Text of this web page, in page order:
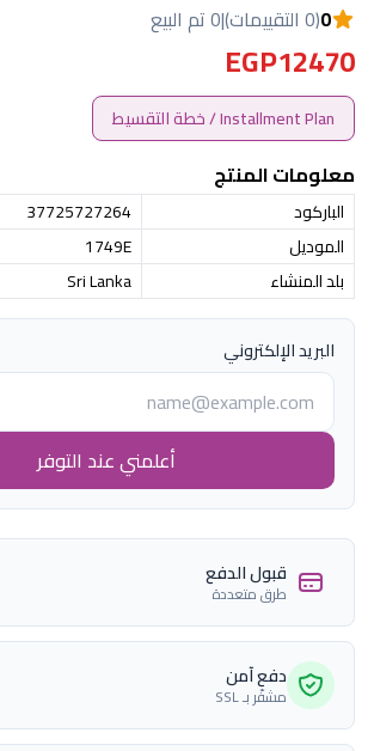
0(0 التقييمات) |0 تم البيع
EGP12470
Installment Plan / خطة التقسيط
معلومات المنتج
الباركود
37725727264
الموديل
1749E
بلد المنشاء
Sri Lanka
البريد الإلكتروني
أعلمني عند التوفر
قبول الدفع
طرق متعددة
دفع آمن
مشفّر بـ SSL